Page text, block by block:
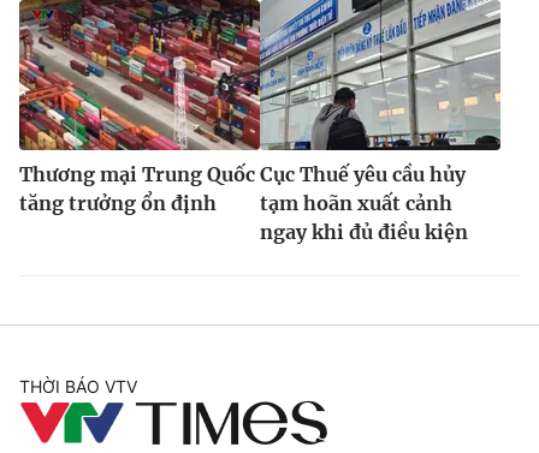
Thương mại Trung Quốc
tăng trưởng ổn định
Cục Thuế yêu cầu hủy
tạm hoãn xuất cảnh
ngay khi đủ điều kiện
THỜI BÁO VTV